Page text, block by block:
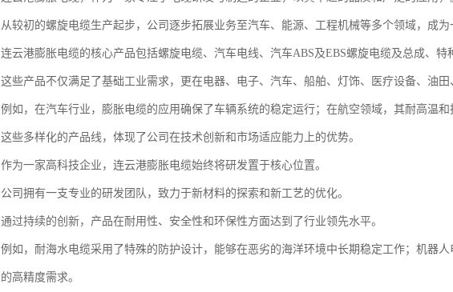
从较初的螺旋电缆生产起步，公司逐步拓展业务至汽车、能源、工程机械等多个领域，成
连云港膨胀电缆的核心产品包括螺旋电缆、汽车电线、汽车ABS及EBS螺旋电缆及总成、
这些产品不仅满足了基础工业需求，更在电器、电子、汽车、船舶、灯饰、医疗设备、油
例如，在汽车行业，膨胀电缆的应用确保了车辆系统的稳定运行；在航空领域，其耐高温
这些多样化的产品线，体现了公司在技术创新和市场适应能力上的优势。
作为一家高科技企业，连云港膨胀电缆始终将研发置于核心位置。
公司拥有一支专业的研发团队，致力于新材料的探索和新工艺的优化。
通过持续的创新，产品在耐用性、安全性和环保性方面达到了行业领先水平。
例如，耐海水电缆采用了特殊的防护设计，能够在恶劣的海洋环境中长期稳定工作；机器
的高精度需求。